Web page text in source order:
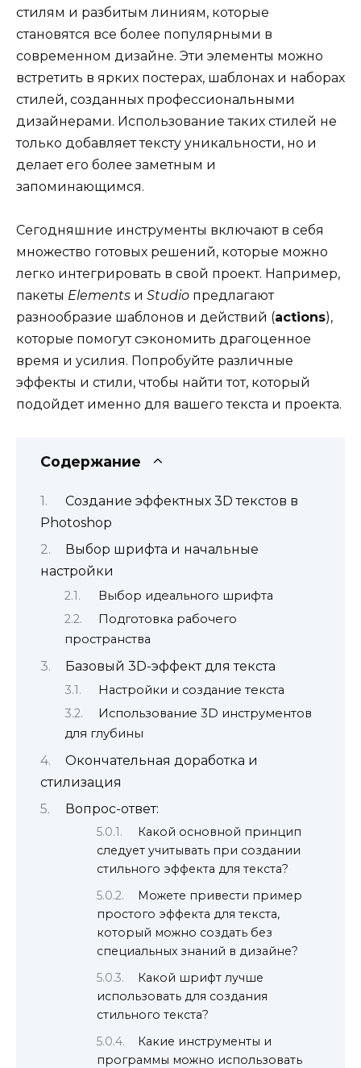
стилям и разбитым линиям, которые
становятся все более популярными в
современном дизайне. Эти элементы можно
встретить в ярких постерах, шаблонах и наборах
стилей, созданных профессиональными
дизайнерами. Использование таких стилей не
только добавляет тексту уникальности, но и
делает его более заметным и
запоминающимся.
Сегодняшние инструменты включают в себя
множество готовых решений, которые можно
легко интегрировать в свой проект. Например,
пакеты Elements и Studio предлагают
разнообразие шаблонов и действий (actions),
которые помогут сэкономить драгоценное
время и усилия. Попробуйте различные
эффекты и стили, чтобы найти тот, который
подойдет именно для вашего текста и проекта.
Содержание
Создание эффектных 3D текстов в
Photoshop
Выбор шрифта и начальные
настройки
Выбор идеального шрифта
Подготовка рабочего
пространства
Базовый 3D-эффект для текста
Настройки и создание текста
Использование 3D инструментов
для глубины
Окончательная доработка и
стилизация
Вопрос-ответ:
Какой основной принцип
следует учитывать при создании
стильного эффекта для текста?
Можете привести пример
простого эффекта для текста,
который можно создать без
специальных знаний в дизайне?
Какой шрифт лучше
использовать для создания
стильного текста?
Какие инструменты и
программы можно использовать